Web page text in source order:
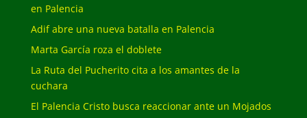
en Palencia
Adif abre una nueva batalla en Palencia
Marta García roza el doblete
La Ruta del Pucherito cita a los amantes de la
cuchara
El Palencia Cristo busca reaccionar ante un Mojados